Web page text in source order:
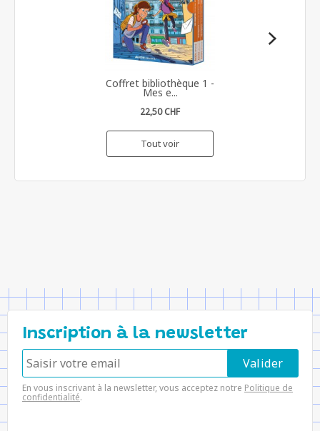
Coffret bibliothèque 1 -
Mes e...
22,50 CHF
Tout voir
Inscription à la newsletter
En vous inscrivant à la newsletter, vous acceptez notre Politique de
confidentialité.